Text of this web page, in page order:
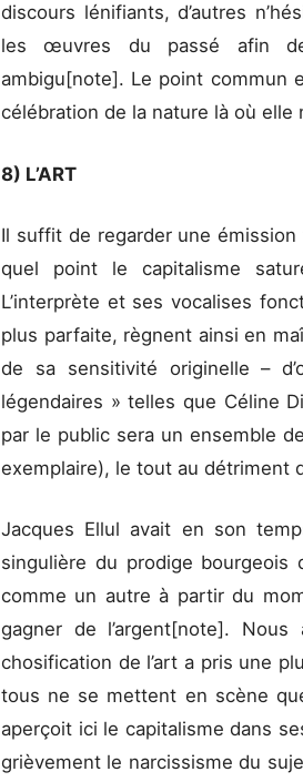
discours lénifiants, d’autres
les œuvres du passé afin
ambigu[note]. Le point commun
célébration de la nature là où elle
8) L’ART
Il suffit de regarder une
quel point le capitalisme
L’interprète et ses vocalises
plus parfaite, règnent ainsi en
de sa sensitivité originelle –
légendaires » telles que Céline
par le public sera un ensemble
exemplaire), le tout au détriment
Jacques Ellul avait en son
singulière du prodige bourgeois
comme un autre à partir du
gagner de l’argent[note]. Nous
chosification de l’art a pris une
tous ne se mettent en scène
aperçoit ici le capitalisme dans
grièvement le narcissisme du